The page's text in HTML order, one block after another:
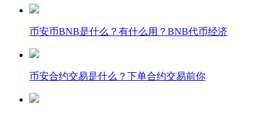
币安币BNB是什么？有什么用？BNB代币经济
币安合约交易是什么？下单合约交易前你